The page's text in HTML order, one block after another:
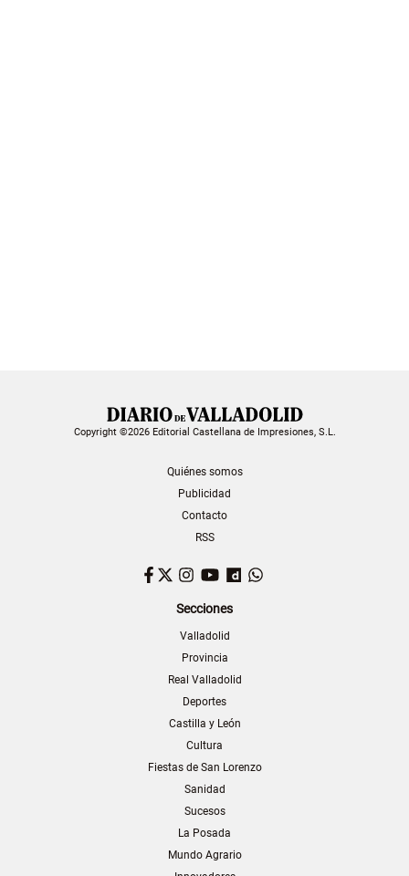
Copyright ©2026 Editorial Castellana de Impresiones, S.L.
Quiénes somos
Publicidad
Contacto
RSS
Facebook
TwitterInstagram
YouTubeDailymotion
Secciones
Valladolid
Provincia
Real Valladolid
Deportes
Castilla y León
Cultura
Fiestas de San Lorenzo
Sanidad
Sucesos
La Posada
Mundo Agrario